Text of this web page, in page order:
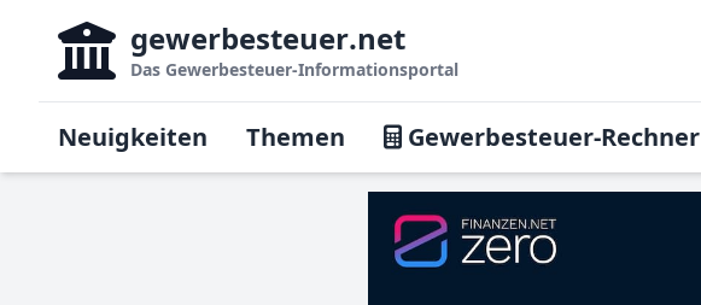
gewerbesteuer.net
Das Gewerbesteuer-Informationsportal
Neuigkeiten Themen Gewerbesteuer-Rechner